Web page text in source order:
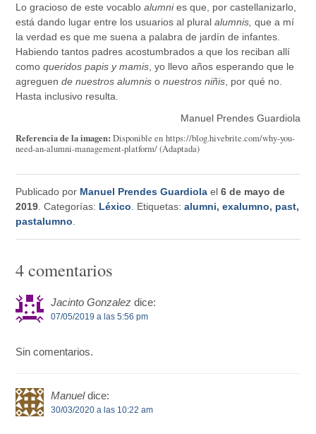
Lo gracioso de este vocabloalumnies que, por castellanizarlo,
está dando lugar entre los usuarios al pluralalumnis, que a mí
la verdad es que me suena a palabra de jardín de infantes.
Habiendo tantos padres acostumbrados a que los reciban allí
comoqueridos papis y mamis , yo llevo años esperando que le
agreguende nuestros alumnisonuestros niñis , por qué no.
Hasta inclusivo resulta.
Manuel Prendes Guardiola
Referencia de la imagen: Disponible en https://blog.hivebrite.com/why-you-
need-an-alumni-management-platform/ (Adaptada)
Publicado por Manuel Prendes Guardiola el6 de mayo de
2019 . Categorías: Léxico . Etiquetas:alumni,exalumno, past,
pastalumno
4 comentarios
Jacinto Gonzalez dice:
07/05/2019 a las 5:56 pm
Sin comentarios.
Manuel dice:
30/03/2020 a las 10:22 am